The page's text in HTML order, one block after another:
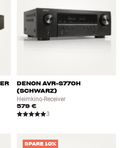
DENON AVR-S770H
(SCHWARZ)
Heimkino-Receiver
579 €
3
SPARE 10%